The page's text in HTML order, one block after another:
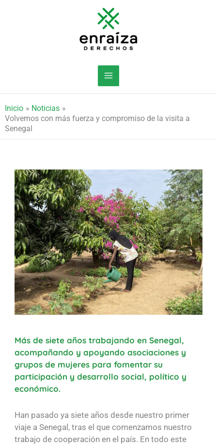
Inicio
Noticias
Volvemos con más fuerza y compromiso de la visita a
Senegal
Más de siete años trabajando en Senegal,
acompañando y apoyando asociaciones y
grupos de mujeres para fomentar su
participación y desarrollo social, político y
económico.
Han pasado ya siete años desde nuestro primer
viaje a Senegal, tras el que comenzamos nuestro
trabajo de cooperación en el país. En todo este